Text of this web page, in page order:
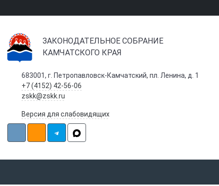
ЗАКОНОДАТЕЛЬНОЕ СОБРАНИЕ
КАМЧАТСКОГО КРАЯ
683001, г. Петропавловск-Камчатский, пл. Ленина, д. 1
+7 (4152) 42-56-06
zskk@zskk.ru
Версия для слабовидящих